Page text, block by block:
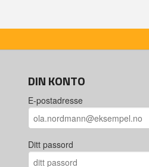
DIN KONTO
E-postadresse
Ditt passord